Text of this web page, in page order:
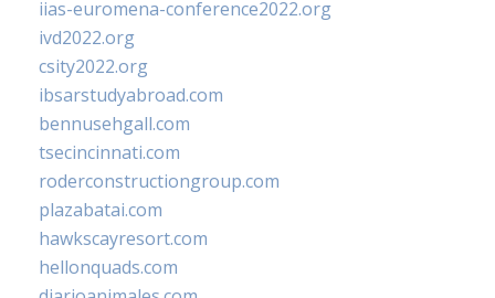
iias-euromena-conference2022.org
ivd2022.org
csity2022.org
ibsarstudyabroad.com
bennusehgall.com
tsecincinnati.com
roderconstructiongroup.com
plazabatai.com
hawkscayresort.com
hellonquads.com